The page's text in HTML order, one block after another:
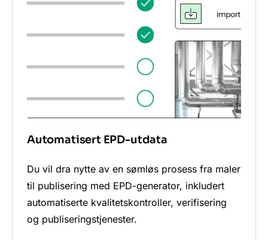
Automatisert EPD-utdata
Du vil dra nytte av en sømløs prosess fra maler
til publisering med EPD-generator, inkludert
automatiserte kvalitetskontroller, verifisering
og publiseringstjenester.